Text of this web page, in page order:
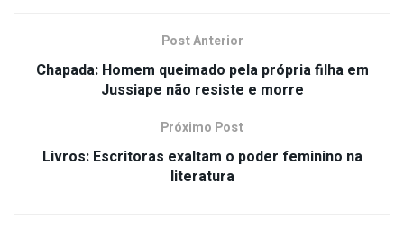
Post Anterior
Chapada: Homem queimado pela própria filha em
Jussiape não resiste e morre
Próximo Post
Livros: Escritoras exaltam o poder feminino na
literatura